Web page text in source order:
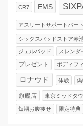
CR7 EMS
アスリートサポートパー
シックスパッドストア赤
ジェルパッド スレンダ
プレゼント ボディフ
ロナウド 体験
旗艦店 東京ミッドタ
短期お腹痩せ 限定特典